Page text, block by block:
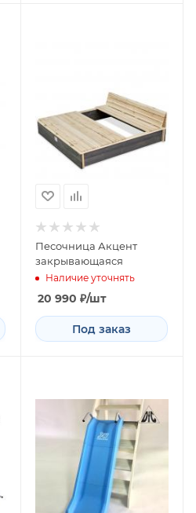
Пecoчницa Акцeнт
зaкрывaющaяcя
Наличие уточнять
20 990 ₽/шт
Под заказ